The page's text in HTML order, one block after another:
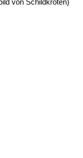
von Schildkröten)